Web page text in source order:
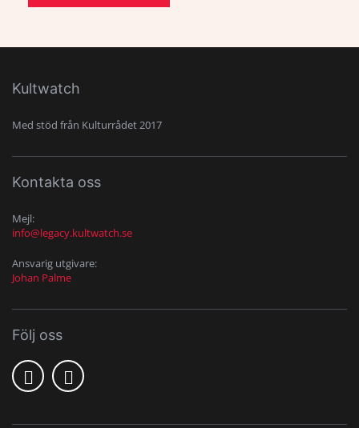
Kultwatch
Med stöd från Kulturrådet 2017
Kontakta oss
Mejl:
info@legacy.kultwatch.se
Ansvarig utgivare:
Johan Palme
Följ oss